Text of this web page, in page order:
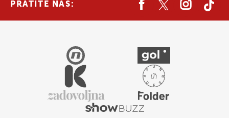
PRATITE NAS: